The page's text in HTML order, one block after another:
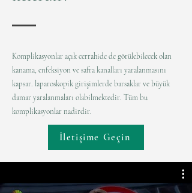
Komplikasyonlar açık cerrahide de görülebilecek olan
kanama, enfeksiyon ve safra kanalları yaralanmasını
kapsar. laparoskopik girişimlerde barsaklar ve büyük
damar yaralanmaları olabilmektedir. Tüm bu
komplikasyonlar nadirdir.
İletişime Geçin